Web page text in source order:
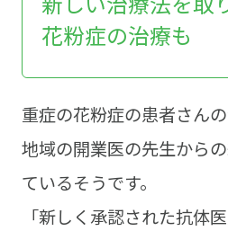
花粉症の治療も
重症の花粉症の患者さんの
地域の開業医の先生から
ているそうです。
「新しく承認された抗体